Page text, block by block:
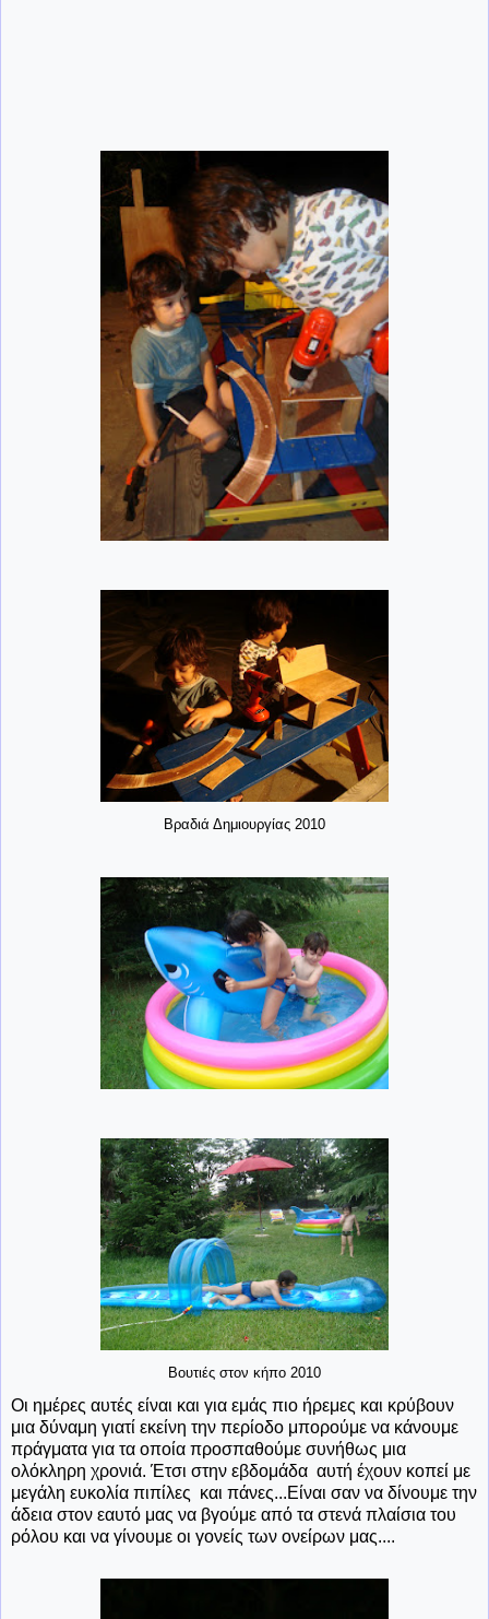
Βραδιά Δημιουργίας 2010
Βουτιές στον κήπο 2010
Οι ημέρες αυτές είναι και για εμάς πιο ήρεμες και κρύβουν
μια δύναμη γιατί εκείνη την περίοδο μπορούμε να κάνουμε
πράγματα για τα οποία προσπαθούμε συνήθως μια
ολόκληρη χρονιά. Έτσι στην εβδομάδα αυτή έχουν κοπεί με
μεγάλη ευκολία πιπίλες και πάνες...Είναι σαν να δίνουμε την
άδεια στον εαυτό μας να βγούμε από τα στενά πλαίσια του
ρόλου και να γίνουμε οι γονείς των ονείρων μας....